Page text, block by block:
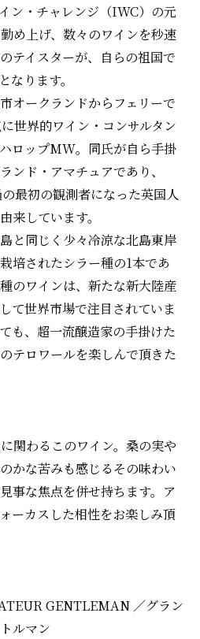
ン・チャレンジ（IWC）の元
め上げ、数々のワインを秒速
テイスターが、自らの祖国で
なります。
オークランドからフェリーで
世界的ワイン・コンサルタン
ロップMW。同氏が自ら手掛
ンド・アマチュアであり、
最初の観測者になった英国人
来しています。
と同じく少々冷涼な北島東岸
培されたシラー種の1本であ
のワインは、新たな新大陸産
て世界市場で注目されていま
も、超一流醸造家の手掛けた
テロワールを楽しんで頂きた
関わるこのワイン。桑の実や
かな苦みも感じるその味わい
事な焦点を併せ持ちます。ア
ーカスした相性をお楽しみ頂
GENTLEMAN ／グラン
ルマン